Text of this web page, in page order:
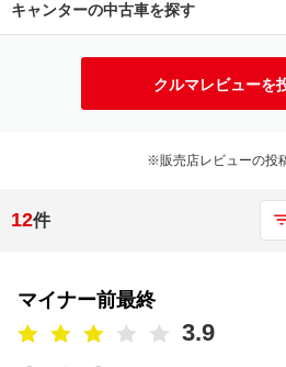
キャンターの中古車を探す
クルマレビューを
※販売店レビューの投
12件
マイナー前最終
3.9